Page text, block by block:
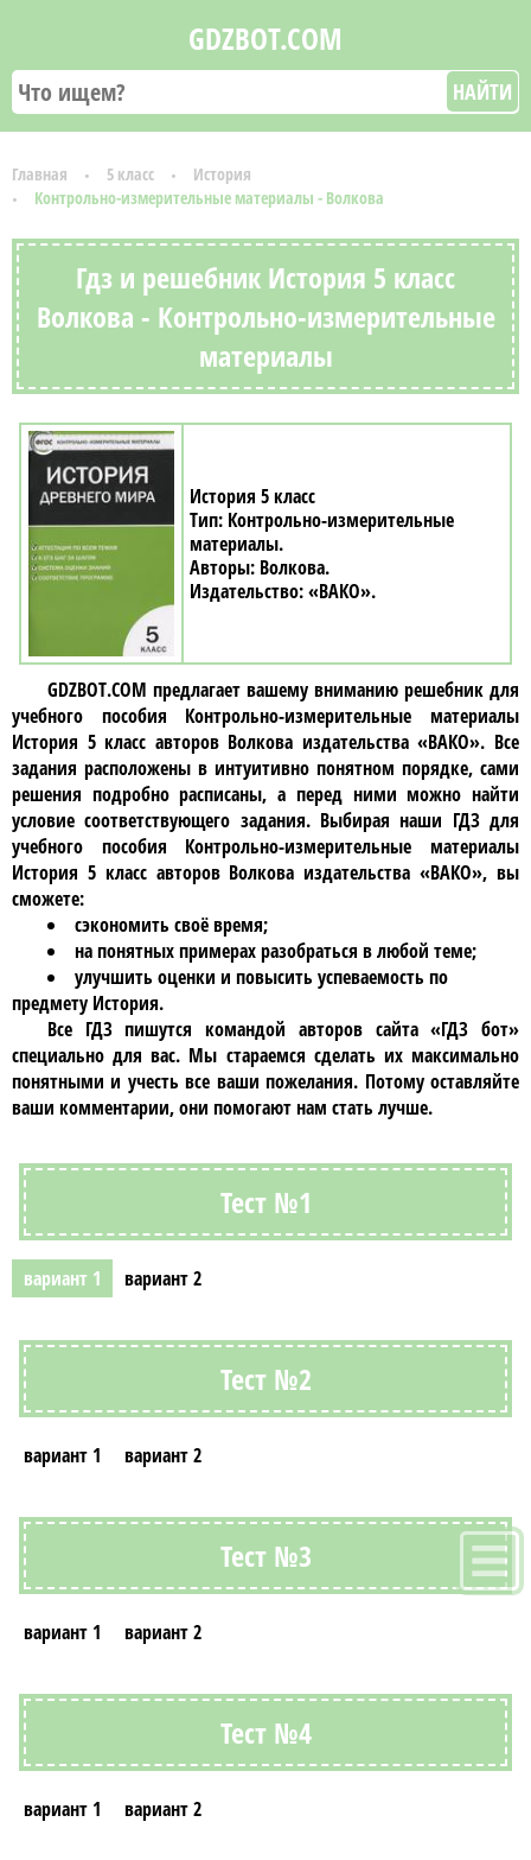
GDZBOT.COM
НАЙТИ
Главная 5 класс
История
Контрольно-измерительные материалы - Волкова
Гдз и решебник История 5 класс
Волкова - Контрольно-измерительные
материалы
История 5 класс
Контрольно-измерительные
материалы
Волкова
«ВАКО»
GDZBOT.COM предлагает вашему вниманию решебник для
учебного пособия Контрольно-измерительные материалы
История 5 класc авторов Волкова издательства «ВАКО». Все
задания расположены в интуитивно понятном порядке, сами
решения подробно расписаны, а перед ними можно найти
условие соответствующего задания. Выбирая наши ГДЗ для
учебного пособия Контрольно-измерительные материалы
История 5 класc авторов Волкова издательства «ВАКО», вы
сможете:
сэкономить своё время;
на понятных примерах разобраться в любой теме;
улучшить оценки и повысить успеваемость по
предмету История.
Все ГДЗ пишутся командой авторов сайта «ГДЗ бот»
специально для вас. Мы стараемся сделать их максимально
понятными и учесть все ваши пожелания. Потому оставляйте
ваши комментарии, они помогают нам стать лучше.
Тест №1
вариант 1 вариант 2
Тест №2
вариант 1 вариант 2
Тест №3
вариант 1 вариант 2
Тест №4
вариант 1 вариант 2